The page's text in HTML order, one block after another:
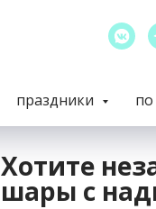
праздники
Хотите
шары с